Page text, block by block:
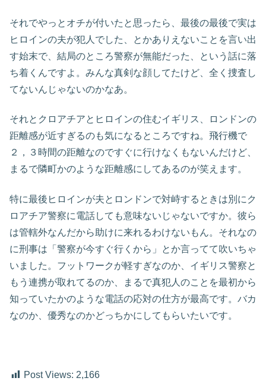
それでやっとオチが付いたと思ったら、最後の最後で実は
ヒロインの夫が犯人でした、とかありえないことを言い出
す始末で、結局のところ警察が無能だった、という話に落
ち着くんですよ。みんな真剣な顔してたけど、全く捜査し
てないんじゃないのかなあ。
それとクロアチアとヒロインの住むイギリス、ロンドンの
距離感が近すぎるのも気になるところですね。飛行機で
２，３時間の距離なのですぐに行けなくもないんだけど、
まるで隣町かのような距離感にしてあるのが笑えます。
特に最後ヒロインが夫とロンドンで対峙するときは別にク
ロアチア警察に電話しても意味ないじゃないですか。彼ら
は管轄外なんだから助けに来れるわけないもん。それなの
に刑事は「警察が今すぐ行くから」とか言ってて吹いちゃ
いました。フットワークが軽すぎなのか、イギリス警察と
もう連携が取れてるのか、まるで真犯人のことを最初から
知っていたかのような電話の応対の仕方が最高です。バカ
なのか、優秀なのかどっちかにしてもらいたいです。
Post Views: 2,166